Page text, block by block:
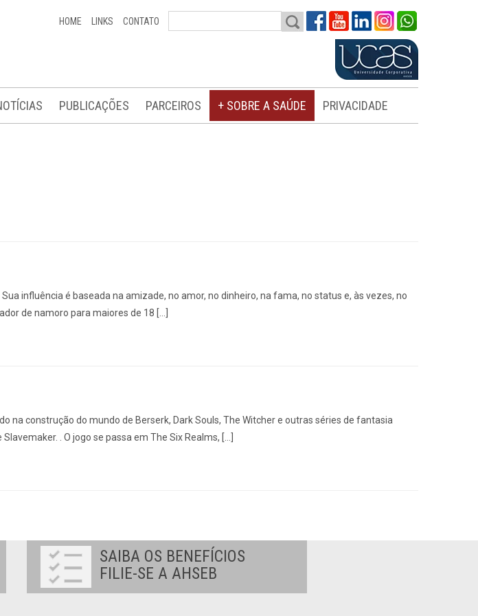
HOME LINKS CONTATO
PUBLICAÇÕES PARCEIROS + SOBRE A SAÚDE PRIVACIDADE
influência é baseada na amizade, no amor, no dinheiro, na fama, no status e, às vezes, no
de namoro para maiores de 18 […]
na construção do mundo de Berserk, Dark Souls, The Witcher e outras séries de fantasia
. O jogo se passa em The Six Realms, […]
SAIBA OS BENEFÍCIOS
FILIE-SE A AHSEB